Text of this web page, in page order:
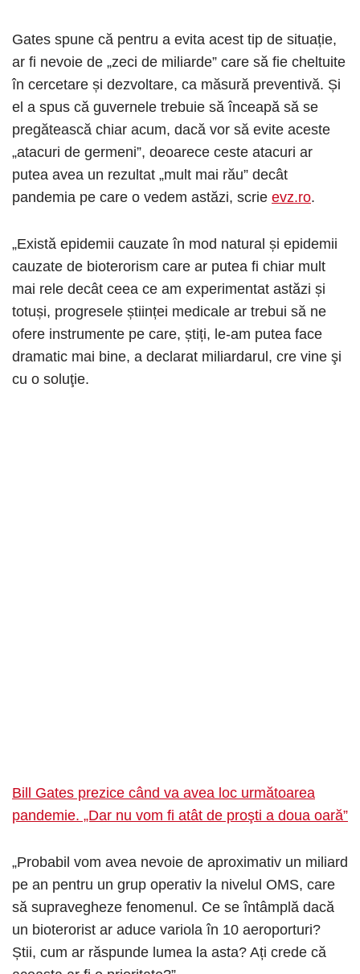
Gates spune că pentru a evita acest tip de situație,
ar fi nevoie de „zeci de miliarde” care să fie cheltuite
în cercetare și dezvoltare, ca măsură preventivă. Și
el a spus că guvernele trebuie să înceapă să se
pregătească chiar acum, dacă vor să evite aceste
„atacuri de germeni”, deoarece ceste atacuri ar
putea avea un rezultat „mult mai rău” decât
pandemia pe care o vedem astăzi, scrie evz.ro.
„Există epidemii cauzate în mod natural și epidemii
cauzate de bioterorism care ar putea fi chiar mult
mai rele decât ceea ce am experimentat astăzi și
totuși, progresele științei medicale ar trebui să ne
ofere instrumente pe care, știți, le-am putea face
dramatic mai bine, a declarat miliardarul, cre vine şi
cu o soluţie.
Bill Gates prezice când va avea loc următoarea
pandemie. „Dar nu vom fi atât de proşti a doua oară”
„Probabil vom avea nevoie de aproximativ un miliard
pe an pentru un grup operativ la nivelul OMS, care
să supravegheze fenomenul. Ce se întâmplă dacă
un bioterorist ar aduce variola în 10 aeroporturi?
Știi, cum ar răspunde lumea la asta? Ați crede că